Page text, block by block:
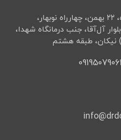
آدرس مطب: کرمانشاه، ۲۲ بهمن، چهارراه نوبهار،
آل‌آقا، جنب درمانگاه شهدا،
نیکان، طبقه هشتم